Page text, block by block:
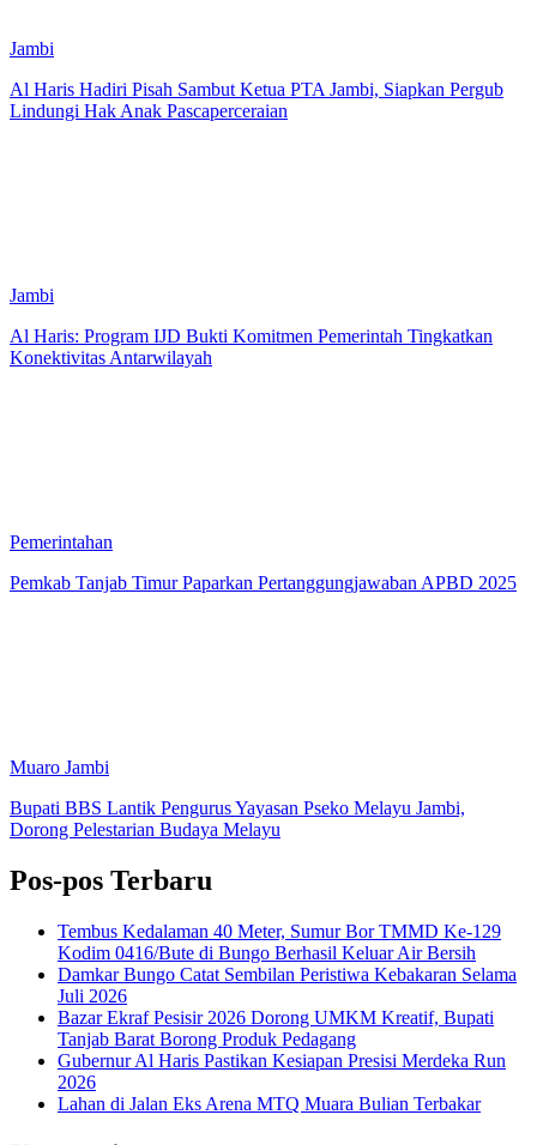
Jambi
Al Haris Hadiri Pisah Sambut Ketua PTA Jambi, Siapkan Pergub
Lindungi Hak Anak Pascaperceraian
Jambi
Al Haris: Program IJD Bukti Komitmen Pemerintah Tingkatkan
Konektivitas Antarwilayah
Pemerintahan
Pemkab Tanjab Timur Paparkan Pertanggungjawaban APBD 2025
Muaro Jambi
Bupati BBS Lantik Pengurus Yayasan Pseko Melayu Jambi,
Dorong Pelestarian Budaya Melayu
Pos-pos Terbaru
Tembus Kedalaman 40 Meter, Sumur Bor TMMD Ke-129
Kodim 0416/Bute di Bungo Berhasil Keluar Air Bersih
Damkar Bungo Catat Sembilan Peristiwa Kebakaran Selama
Juli 2026
Bazar Ekraf Pesisir 2026 Dorong UMKM Kreatif, Bupati
Tanjab Barat Borong Produk Pedagang
Gubernur Al Haris Pastikan Kesiapan Presisi Merdeka Run
2026
Lahan di Jalan Eks Arena MTQ Muara Bulian Terbakar